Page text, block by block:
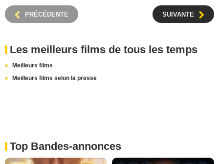
PRÉCÉDENTE SUIVANTE
Les meilleurs films de tous les temps
Meilleurs films
Meilleurs films selon la presse
Top Bandes-annonces